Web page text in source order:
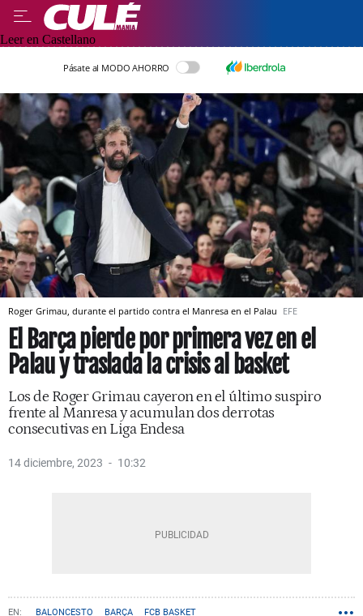
Leer en Castellano
Pásate al MODO AHORRO
Roger Grimau, durante el partido contra el Manresa en el Palau EFE
El Barça pierde por primera vez en el
Palau y traslada la crisis al basket
Los de Roger Grimau cayeron en el último suspiro
frente al Manresa y acumulan dos derrotas
consecutivas en Liga Endesa
14 diciembre, 2023 10:32
BALONCESTO BARÇA FCB BASKET